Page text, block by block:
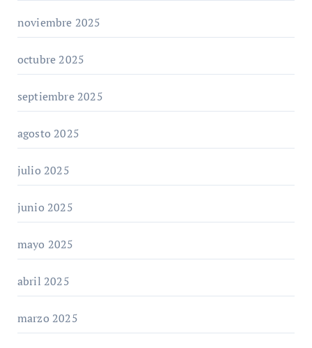
noviembre 2025
octubre 2025
septiembre 2025
agosto 2025
julio 2025
junio 2025
mayo 2025
abril 2025
marzo 2025